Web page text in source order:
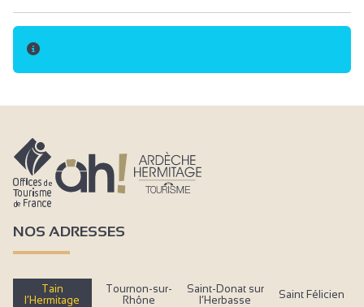
NOS ADRESSES
Tain
l’Hermitage
Tournon-sur-
Rhône
Saint-Donat sur
l’Herbasse
Saint Félicien